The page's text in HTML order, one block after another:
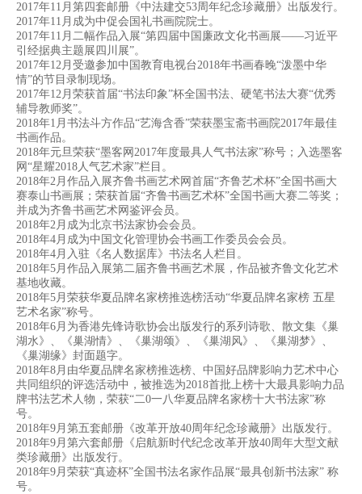
2017年11月第四套邮册《中法建交53周年纪念珍藏册》出版发行。
2017年11月成为中促会国礼书画院院士。
2017年11月二幅作品入展“第四届中国廉政文化书画展——习近平
引经据典主题展四川展”。
2017年12月受邀参加中国教育电视台2018年书画春晚“泼墨中华
情”的节目录制现场。
2017年12月荣获首届“书法印象”杯全国书法、硬笔书法大赛“优秀
辅导教师奖”。
2018年1月书法斗方作品“艺海含香”荣获墨宝斋书画院2017年最佳
书画作品。
2018年元旦荣获“墨客网2017年度最具人气书法家”称号；入选墨客
网“星耀2018人气艺术家”栏目。
2018年2月作品入展齐鲁书画艺术网首届“齐鲁艺术杯”全国书画大
赛泰山书画展；荣获首届“齐鲁书画艺术杯”全国书画大赛二等奖；
并成为齐鲁书画艺术网鉴评会员。
2018年2月成为北京书法家协会会员。
2018年4月成为中国文化管理协会书画工作委员会会员。
2018年4月入驻《名人数据库》书法名人栏目。
2018年5月作品入展第二届齐鲁书画艺术展，作品被齐鲁文化艺术
基地收藏。
2018年5月荣获华夏品牌名家榜推选榜活动“华夏品牌名家榜 五星
艺术名家”称号。
2018年6月为香港先锋诗歌协会出版发行的系列诗歌、散文集《巢
湖水》、《巢湖情》、《巢湖颂》、《巢湖风》、《巢湖梦》、
《巢湖缘》封面题字。
2018年8月由华夏品牌名家榜推选榜、中国好品牌影响力艺术中心
共同组织的评选活动中，被推选为2018首批上榜十大最具影响力品
牌书法艺术人物，荣获“二0一八华夏品牌名家榜十大书法家”称
号。
2018年9月第五套邮册《改革开放40周年纪念珍藏册》出版发行。
2018年9月第六套邮册《启航新时代纪念改革开放40周年大型文献
类珍藏册》出版发行。
2018年9月荣获“真迹杯”全国书法名家作品展“最具创新书法家” 称
号。